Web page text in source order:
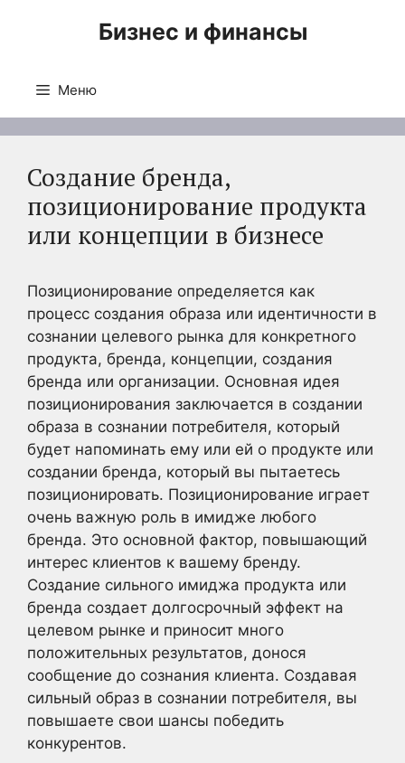
Бизнес и финансы
Меню
Создание бренда,
позиционирование продукта
или концепции в бизнесе
Позиционирование определяется как
процесс создания образа или идентичности в
сознании целевого рынка для конкретного
продукта, бренда, концепции, создания
бренда или организации. Основная идея
позиционирования заключается в создании
образа в сознании потребителя, который
будет напоминать ему или ей о продукте или
создании бренда, который вы пытаетесь
позиционировать. Позиционирование играет
очень важную роль в имидже любого
бренда. Это основной фактор, повышающий
интерес клиентов к вашему бренду.
Создание сильного имиджа продукта или
бренда создает долгосрочный эффект на
целевом рынке и приносит много
положительных результатов, донося
сообщение до сознания клиента. Создавая
сильный образ в сознании потребителя, вы
повышаете свои шансы победить
конкурентов.